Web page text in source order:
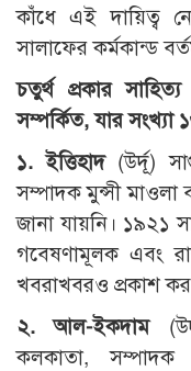
কাঁধে এই দায়িত্ব
সালাফের কর্মকান্ড
চতুর্থ প্রকার
সম্পর্কিত,যার সংখ্যা
১. ইত্তিহাদ(উর্দূ)
সম্পাদক মুন্সী মাওলা
জানা যায়নি। ১৯২১
গবেষণামূলক এবং
খবরাখবরও প্রকাশ
২. আল-ইকদাম
কলকাতা,